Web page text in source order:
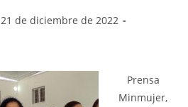
21 de diciembre de 2022
Prensa
Minmujer,